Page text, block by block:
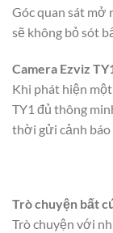
Góc quan sát mở
sẽ không bỏ sót
Camera Ezviz
Khi phát hiện
TY1 đủ thông
thời gửi cảnh báo
Trò chuyện bất
Trò chuyện với